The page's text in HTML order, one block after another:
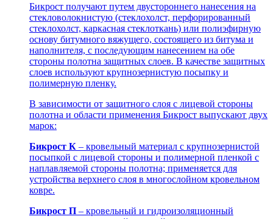
Бикрост получают путем двустороннего нанесения на
стекловолокнистую (стеклохолст, перфорированный
стеклохолст, каркасная стеклоткань) или полиэфирную
основу битумного вяжущего, состоящего из битума и
наполнителя, с последующим нанесением на обе
стороны полотна защитных слоев. В качестве защитных
слоев используют крупнозернистую посыпку и
полимерную пленку.
В зависимости от защитного слоя с лицевой стороны
полотна и области применения Бикрост выпускают двух
марок:
Бикрост К – кровельный материал с крупнозернистой
посыпкой с лицевой стороны и полимерной пленкой с
наплавляемой стороны полотна; применяется для
устройства верхнего слоя в многослойном кровельном
ковре.
Бикрост П – кровельный и гидроизоляционный